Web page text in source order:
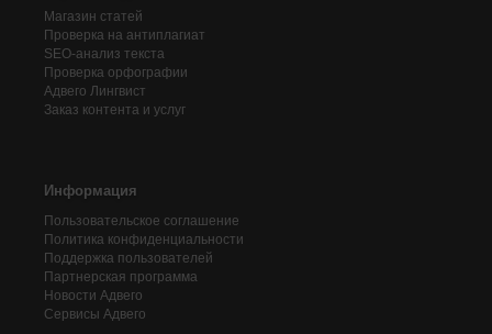
Магазин статей
Проверка на антиплагиат
SEO-анализ текста
Проверка орфографии
Адвего Лингвист
Заказ контента и услуг
Информация
Пользовательское соглашение
Политика конфиденциальности
Поддержка пользователей
Партнерская программа
Новости Адвего
Сервисы Адвего